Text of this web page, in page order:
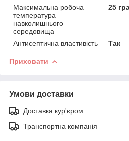
Максимальна робоча
температура
навколишнього
середовища
25
Антисептична властивість Так
Приховати
Умови доставки
Доставка кур'єром
Транспортна компанія